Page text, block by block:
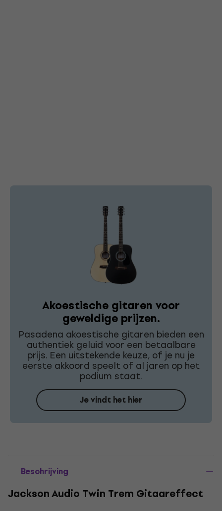
Akoestische gitaren voor
geweldige prijzen.
Pasadena akoestische gitaren bieden een
authentiek geluid voor een betaalbare
prijs. Een uitstekende keuze, of je nu je
eerste akkoord speelt of al jaren op het
podium staat.
Je vindt het hier
Beschrijving
Jackson Audio Twin Trem Gitaareffect